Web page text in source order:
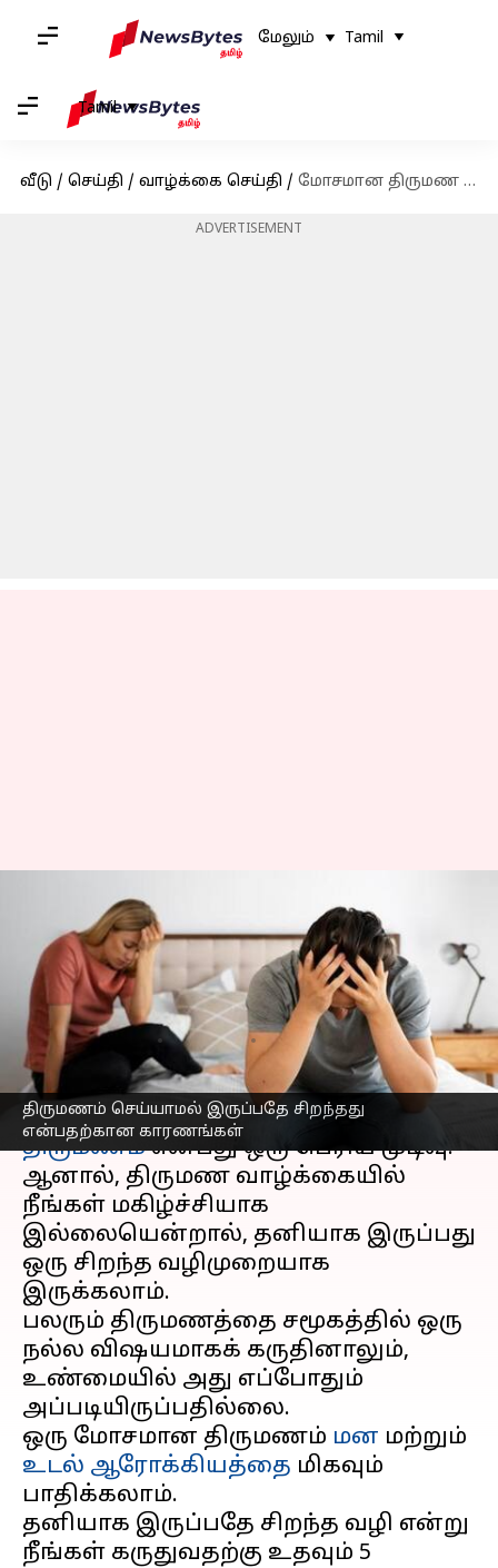
மேலும் Tamil
Tamil
வீடு / செய்தி / வாழ்க்கை செய்தி / மோசமான திருமண உறவை விட தனியாக இருப்பதே சிறந்தது: 5 காரணங்கள் இங்கே!
ADVERTISEMENT
திருமணம் செய்யாமல் இருப்பதே சிறந்தது
என்பதற்கான காரணங்கள்
மோசமான திருமண
உறவை விட தனியாக
இருப்பதே சிறந்தது: 5
காரணங்கள் இங்கே!
எழுதியவர் Jun 07, 2026 05:05 pm
செய்தி முன்னோட்டம்
திருமணம்என்பது ஒரு பெரிய முடிவு.
ஆனால், திருமண வாழ்க்கையில்
நீங்கள் மகிழ்ச்சியாக
இல்லையென்றால், தனியாக இருப்பது
ஒரு சிறந்த வழிமுறையாக
இருக்கலாம்.
பலரும் திருமணத்தை சமூகத்தில் ஒரு
நல்ல விஷயமாகக் கருதினாலும்,
உண்மையில் அது எப்போதும்
அப்படியிருப்பதில்லை.
ஒரு மோசமான திருமணம் மன மற்றும்
உடல் ஆரோக்கியத்தை மிகவும்
பாதிக்கலாம்.
தனியாக இருப்பதே சிறந்த வழி என்று
நீங்கள் கருதுவதற்கு உதவும் 5